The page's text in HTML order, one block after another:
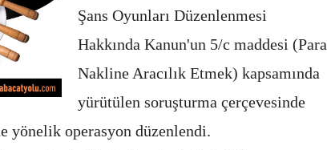
Şans Oyunları Düzenlenmesi
Hakkında Kanun'un 5/c maddesi (Para
Nakline Aracılık Etmek) kapsamında
yürütülen soruşturma çerçevesinde
yönelik operasyon düzenlendi.